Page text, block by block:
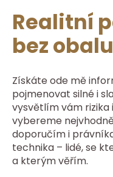
Realitní
bez obalu
Získáte ode mě
pojmenovat silné i
vysvětlím vám
vybereme
doporučím i
technika – lidé, se
a kterým věřím.